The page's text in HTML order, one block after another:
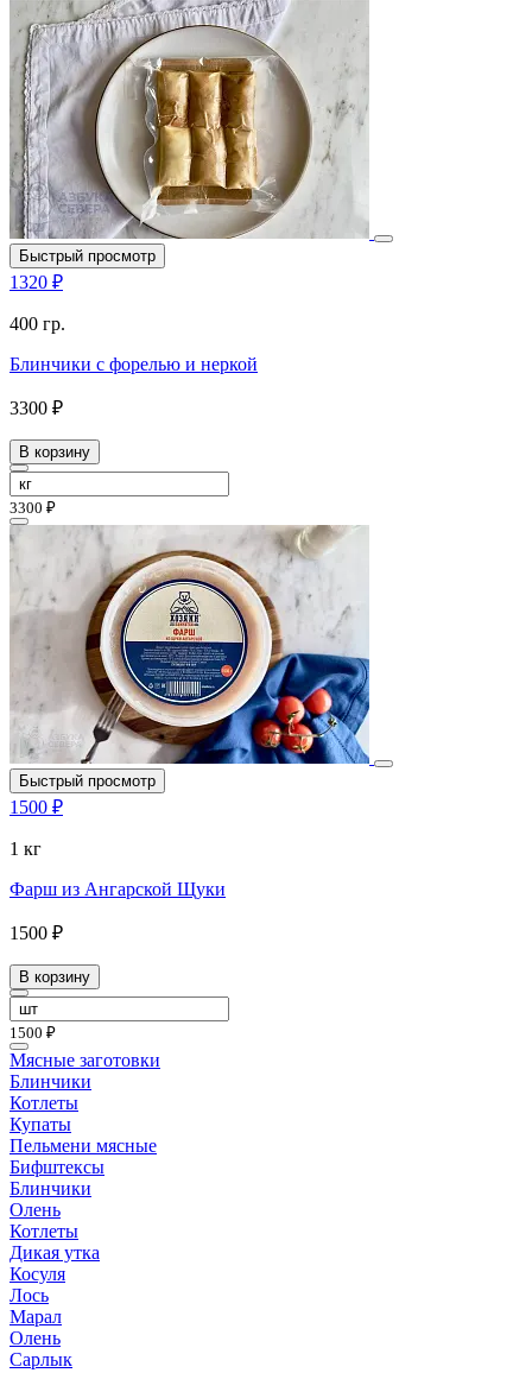
Быстрый просмотр
1320 ₽
400 гр.
Блинчики с форелью и неркой
3300 ₽
В корзину
3300 ₽
Быстрый просмотр
1500 ₽
1 кг
Фарш из Ангарской Щуки
1500 ₽
В корзину
1500 ₽
Мясные заготовки
Блинчики
Котлеты
Купаты
Пельмени мясные
Бифштексы
Блинчики
Олень
Котлеты
Дикая утка
Косуля
Лось
Марал
Олень
Сарлык